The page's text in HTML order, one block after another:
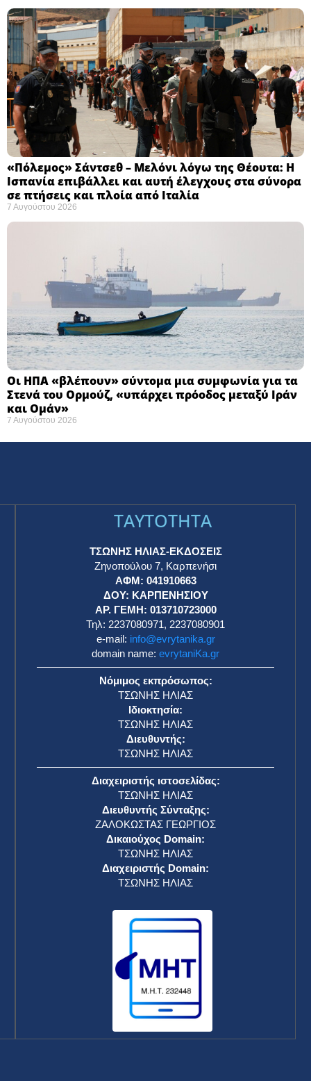
«Πόλεμος» Σάντσεθ – Μελόνι λόγω της Θέουτα: Η
Ισπανία επιβάλλει και αυτή έλεγχους στα σύνορα
σε πτήσεις και πλοία από Ιταλία
7 Αυγούστου 2026
Οι ΗΠΑ «βλέπουν» σύντομα μια συμφωνία για τα
Στενά του Ορμούζ, «υπάρχει πρόοδος μεταξύ Ιράν
και Ομάν»
7 Αυγούστου 2026
TAYTOTHTA
ΤΣΩΝΗΣ ΗΛΙΑΣ-ΕΚΔΟΣΕΙΣ
Ζηνοπούλου 7, Καρπενήσι
ΑΦΜ: 041910663
ΔΟΥ: ΚΑΡΠΕΝΗΣΙΟΥ
ΑΡ. ΓΕΜΗ: 013710723000
Τηλ: 2237080971, 2237080901
e-mail: info@evrytanika.gr
domain name: evrytaniKa.gr
Νόμιμος εκπρόσωπος:
ΤΣΩΝΗΣ ΗΛΙΑΣ
Ιδιοκτησία:
ΤΣΩΝΗΣ ΗΛΙΑΣ
Διευθυντής:
ΤΣΩΝΗΣ ΗΛΙΑΣ
Διαχειριστής ιστοσελίδας:
ΤΣΩΝΗΣ ΗΛΙΑΣ
Διευθυντής Σύνταξης:
ΖΑΛΟΚΩΣΤΑΣ ΓΕΩΡΓΙΟΣ
Δικαιούχος Domain:
ΤΣΩΝΗΣ ΗΛΙΑΣ
Διαχειριστής Domain:
ΤΣΩΝΗΣ ΗΛΙΑΣ